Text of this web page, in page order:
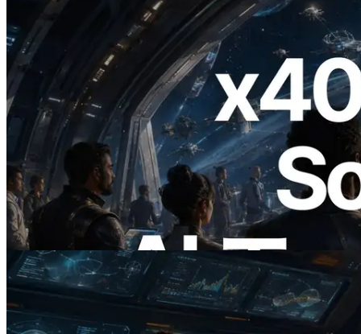
2026.07.04
ERPC、x402 決済対応の Solana RPC を
公開 — AI エージェントが必要な API
にその場で支払う時代の幕開け
この記事を読む